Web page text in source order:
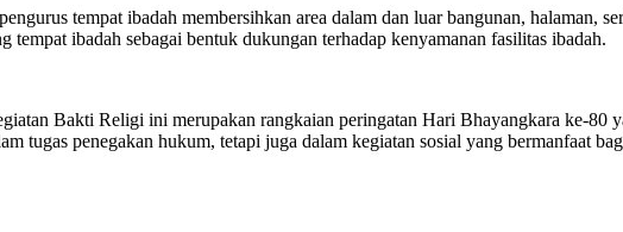
tempat ibadah membersihkan area dalam dan luar bangunan, halaman,
tempat ibadah sebagai bentuk dukungan terhadap kenyamanan fasilitas ibadah.
Bakti Religi ini merupakan rangkaian peringatan Hari Bhayangkara ke-80
penegakan hukum, tetapi juga dalam kegiatan sosial yang bermanfaat